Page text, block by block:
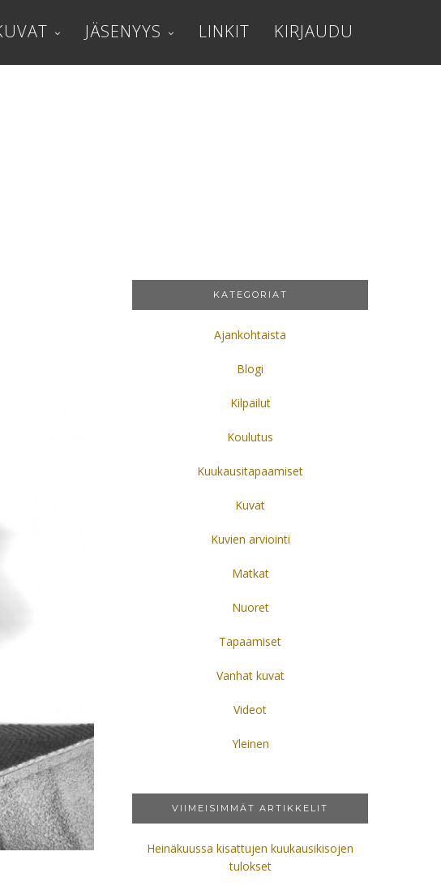
JÄSENYYS LINKIT KIRJAUDU
KATEGORIAT
Ajankohtaista
Blogi
Kilpailut
Koulutus
Kuukausitapaamiset
Kuvat
Kuvien arviointi
Matkat
Nuoret
Tapaamiset
Vanhat kuvat
Videot
Yleinen
VIIMEISIMMÄT ARTIKKELIT
Heinäkuussa kisattujen kuukausikisojen
tulokset